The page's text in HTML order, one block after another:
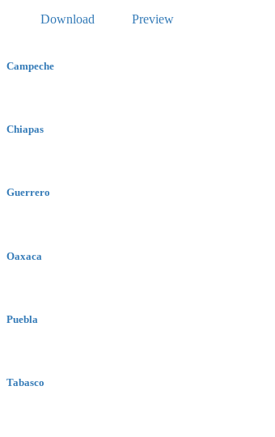
Download Preview
Campeche
Chiapas
Guerrero
Oaxaca
Puebla
Tabasco